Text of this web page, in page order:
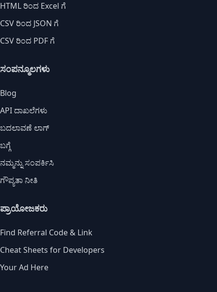
HTML ರಿಂದ Excel ಗೆ
CSV ರಿಂದ JSON ಗೆ
CSV ರಿಂದ PDF ಗೆ
ಸಂಪನ್ಮೂಲಗಳು
Blog
API ದಾಖಲೆಗಳು
ಬದಲಾವಣೆ ಲಾಗ್
ಬಗ್ಗೆ
ನಮ್ಮನ್ನು ಸಂಪರ್ಕಿಸಿ
ಗೌಪ್ಯತಾ ನೀತಿ
ಪ್ರಾಯೋಜಕರು
Find Referral Code & Link
Cheat Sheets for Developers
Your Ad Here